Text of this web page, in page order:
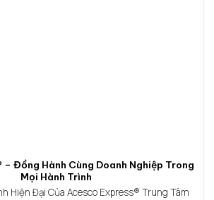
Đồng Hành Cùng Doanh Nghiệp Trong
Mọi Hành Trình
Hiện Đại Của Acesco Express® Trung Tâm